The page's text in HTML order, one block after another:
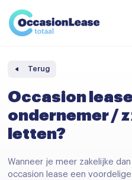
Leasevoorwaarden
Veelgestelde vragen
Nieuws en tips
Over ons
Vergelijker
Terug
Occasion
ondernemer /
letten?
Wanneer je meer zakelijke
occasion lease een